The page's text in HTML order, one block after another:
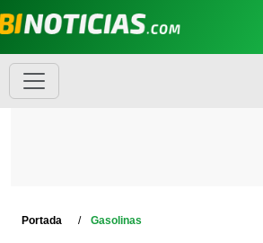
Portada Gasolinas